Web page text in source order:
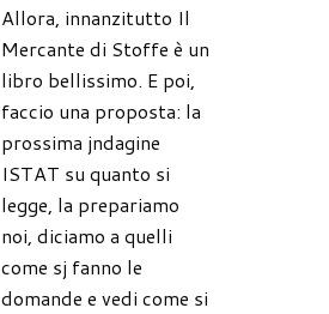
Allora, innanzitutto Il
Mercante di Stoffe è un
libro bellissimo. E poi,
faccio una proposta: la
prossima jndagine
ISTAT su quanto si
legge, la prepariamo
noi, diciamo a quelli
come sj fanno le
domande e vedi come si